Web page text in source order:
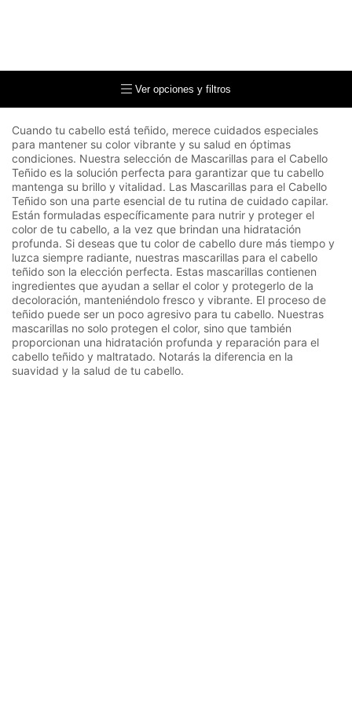
Ver opciones y filtros
Cuando tu cabello está teñido, merece cuidados especiales
para mantener su color vibrante y su salud en óptimas
condiciones. Nuestra selección de Mascarillas para el Cabello
Teñido es la solución perfecta para garantizar que tu cabello
mantenga su brillo y vitalidad. Las Mascarillas para el Cabello
Teñido son una parte esencial de tu rutina de cuidado capilar.
Están formuladas específicamente para nutrir y proteger el
color de tu cabello, a la vez que brindan una hidratación
profunda. Si deseas que tu color de cabello dure más tiempo y
luzca siempre radiante, nuestras mascarillas para el cabello
teñido son la elección perfecta. Estas mascarillas contienen
ingredientes que ayudan a sellar el color y protegerlo de la
decoloración, manteniéndolo fresco y vibrante. El proceso de
teñido puede ser un poco agresivo para tu cabello. Nuestras
mascarillas no solo protegen el color, sino que también
proporcionan una hidratación profunda y reparación para el
cabello teñido y maltratado. Notarás la diferencia en la
suavidad y la salud de tu cabello.